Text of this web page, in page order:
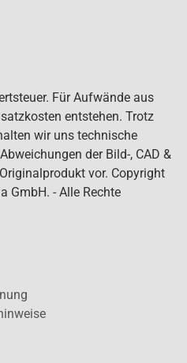
Für Aufwände aus
entstehen. Trotz
wir uns technische
der Bild-, CAD &
vor. Copyright
GmbH. - Alle Rechte